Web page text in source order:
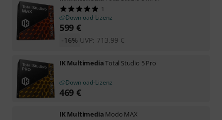
1
Download-Lizenz
599 €
UVP: 713,99 €
-16%
IK MultimediaTotal Studio 5 Pro
Download-Lizenz
469 €
IK Multimedia Modo MAX